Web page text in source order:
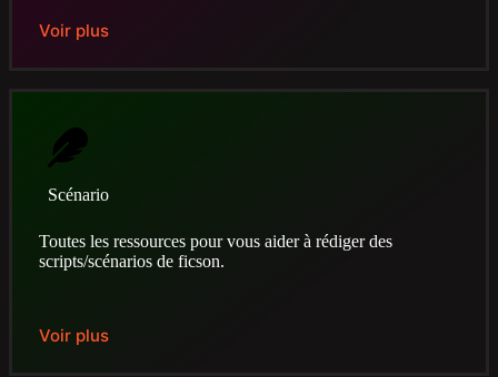
Voir plus
Scénario
Toutes les ressources pour vous aider à rédiger des
scripts/scénarios de ficson.
Voir plus